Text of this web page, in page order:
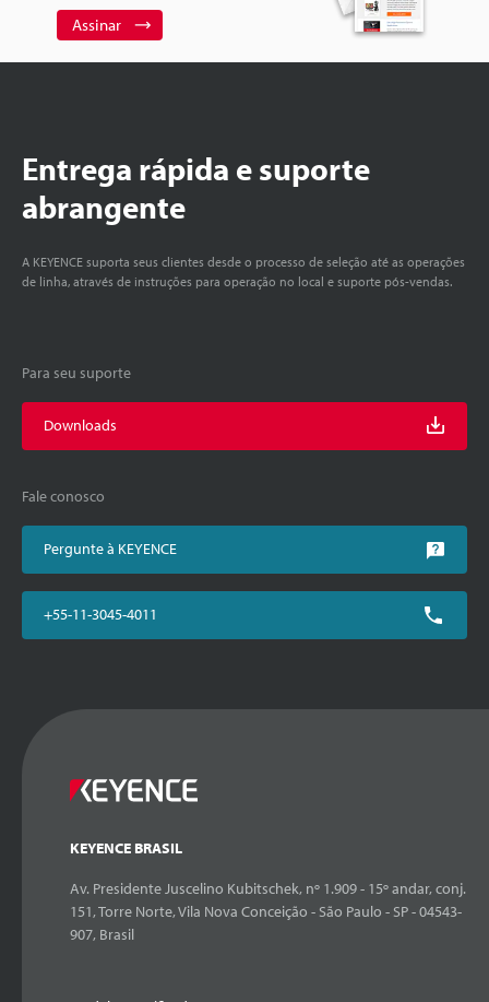
Assinar
Entrega rápida e suporte
abrangente
A KEYENCE suporta seus clientes desde o processo de seleção até as operações
de linha, através de instruções para operação no local e suporte pós-vendas.
Para seu suporte
Downloads
Fale conosco
Pergunte à KEYENCE
+55-11-3045-4011
KEYENCE BRASIL
Av. Presidente Juscelino Kubitschek, nº 1.909 - 15º andar, conj.
151, Torre Norte, Vila Nova Conceição - São Paulo - SP - 04543-
907, Brasil